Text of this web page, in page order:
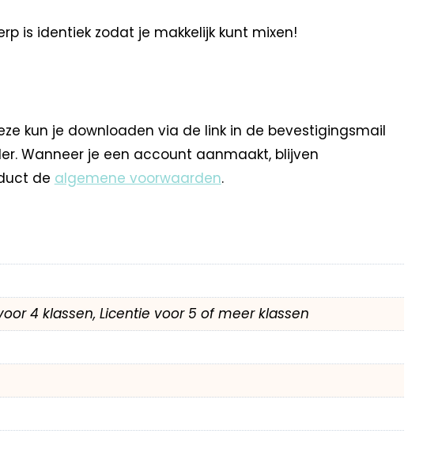
is identiek zodat je makkelijk kunt mixen!
kun je downloaden via de link in de bevestigingsmail
Wanneer je een account aanmaakt, blijven
de algemene voorwaarden.
4 klassen, Licentie voor 5 of meer klassen